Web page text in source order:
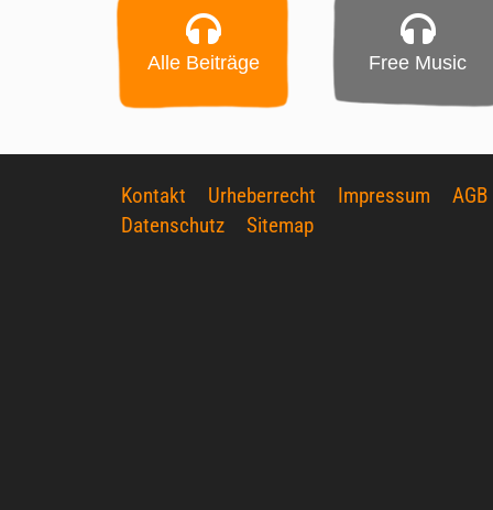
Alle Beiträge Free Music
Kontakt Urheberrecht Impressum
AGB
Datenschutz
Sitemap